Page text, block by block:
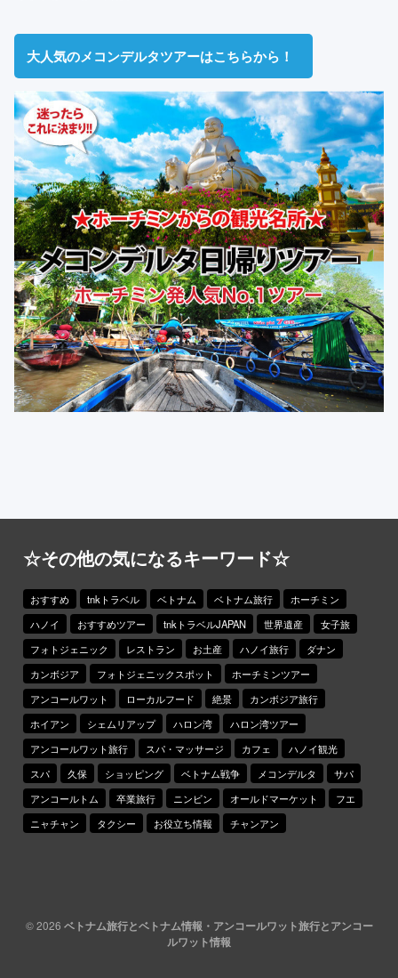
大人気のメコンデルタツアーはこちらから！
☆その他の気になるキーワード☆
おすすめ tnkトラベル ベトナム ベトナム旅行
ホーチミン
ハノイ
おすすめツアー tnkトラベルJAPAN 世界遺産
女子旅
フォトジェニック
レストラン お土産 ハノイ旅行
ダナン
カンボジア
フォトジェニックスポット
ホーチミンツアー
アンコールワット
ローカルフード 絶景
カンボジア旅行
ホイアン
シェムリアップ ハロン湾
ハロン湾ツアー
アンコールワット旅行
スパ・マッサージ カフェ
ハノイ観光
スパ
久保 ショッピング ベトナム戦争 メコンデルタ
サパ
アンコールトム
卒業旅行 ニンビン オールドマーケット
フエ
ニャチャン
タクシー お役立ち情報 チャンアン
© 2026 ベトナム旅行とベトナム情報・アンコールワット旅行とアンコー
ルワット情報